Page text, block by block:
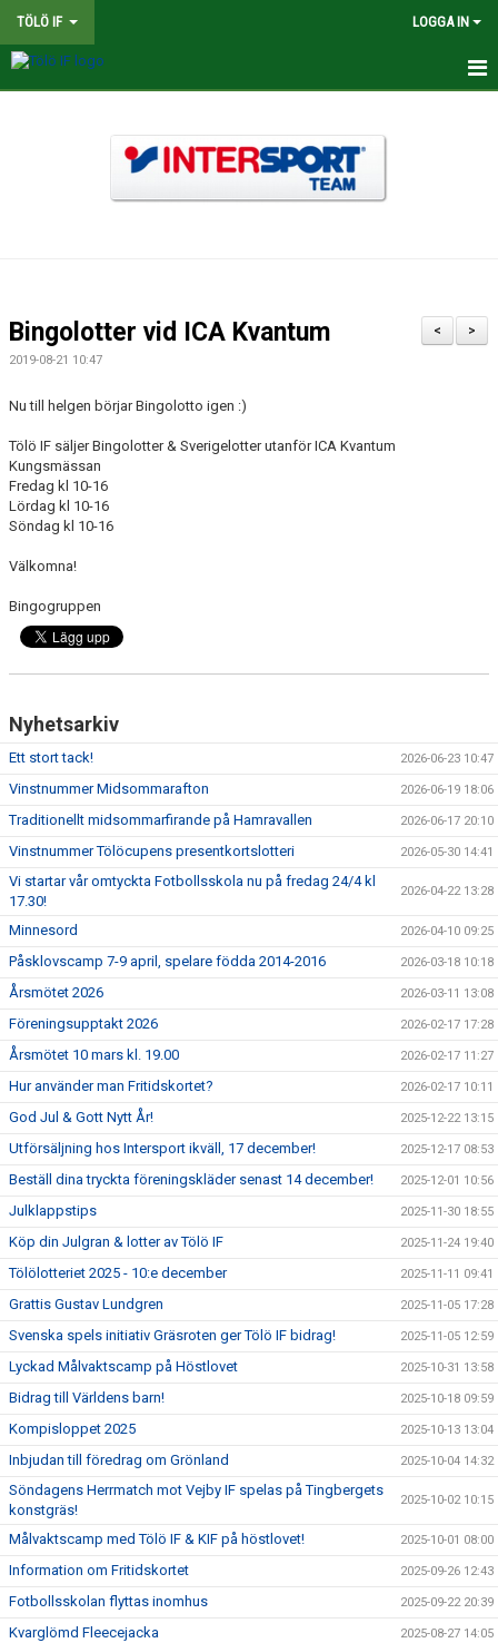
TÖLÖ IF LOGGA IN
MATCHER
KALENDER
LEDARE
FÖRENINGSINFO
KIOSKEN
EVENEMANG
ÖVRIGT
TÖLÖ IF MERCHANDISE SHOP
>
<
Bingolotter vid ICA Kvantum
2019-08-21 10:47
Nu till helgen börjar Bingolotto igen :)
Tölö IF säljer Bingolotter & Sverigelotter utanför ICA Kvantum
Kungsmässan
Fredag kl 10-16
Lördag kl 10-16
Söndag kl 10-16
Välkomna!
Bingogruppen
Nyhetsarkiv
Ett stort tack! 2026-06-23 10:47
Vinstnummer Midsommarafton 2026-06-19 18:06
Traditionellt midsommarfirande på Hamravallen 2026-06-17 20:10
Vinstnummer Tölöcupens presentkortslotteri 2026-05-30 14:41
Vi startar vår omtyckta Fotbollsskola nu på fredag 24/4 kl
17.30!
2026-04-22 13:28
Minnesord 2026-04-10 09:25
Påsklovscamp 7-9 april, spelare födda 2014-2016 2026-03-18 10:18
Årsmötet 2026 2026-03-11 13:08
Föreningsupptakt 2026 2026-02-17 17:28
Årsmötet 10 mars kl. 19.00 2026-02-17 11:27
Hur använder man Fritidskortet? 2026-02-17 10:11
God Jul & Gott Nytt År! 2025-12-22 13:15
Utförsäljning hos Intersport ikväll, 17 december! 2025-12-17 08:53
Beställ dina tryckta föreningskläder senast 14 december! 2025-12-01 10:56
Julklappstips 2025-11-30 18:55
Köp din Julgran & lotter av Tölö IF 2025-11-24 19:40
Tölölotteriet 2025 - 10:e december 2025-11-11 09:41
Grattis Gustav Lundgren 2025-11-05 17:28
Svenska spels initiativ Gräsroten ger Tölö IF bidrag! 2025-11-05 12:59
Lyckad Målvaktscamp på Höstlovet 2025-10-31 13:58
Bidrag till Världens barn! 2025-10-18 09:59
Kompisloppet 2025 2025-10-13 13:04
Inbjudan till föredrag om Grönland 2025-10-04 14:32
Söndagens Herrmatch mot Vejby IF spelas på Tingbergets
konstgräs!
2025-10-02 10:15
Målvaktscamp med Tölö IF & KIF på höstlovet! 2025-10-01 08:00
Information om Fritidskortet 2025-09-26 12:43
Fotbollsskolan flyttas inomhus 2025-09-22 20:39
Kvarglömd Fleecejacka 2025-08-27 14:05